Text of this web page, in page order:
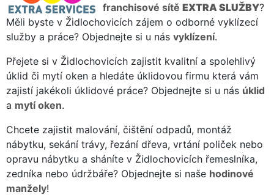
franchisové sítě EXTRA SLUŽBY?
Měli byste v Židlochovicích zájem o odborné vyklízecí
služby a práce? Objednejte si u nás vyklízení.
Přejete si v Židlochovicích zajistit kvalitní a spolehlivý
úklid či mytí oken a hledáte úklidovou firmu která vám
zajistí jakékoli úklidové práce? Objednejte si u nás úklid
a mytí oken.
Chcete zajistit malování, čištění odpadů, montáž
nábytku, sekání trávy, řezání dřeva, vrtání poliček nebo
opravu nábytku a sháníte v Židlochovicích řemeslníka,
zedníka nebo údržbáře? Objednejte si naše hodinové
manžely!